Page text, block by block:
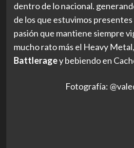
dentro de lo nacional.
de los que estuvimos
pasión que mantiene siempre
mucho rato más el Heavy
Battleragey bebiendo en
Fotografía: